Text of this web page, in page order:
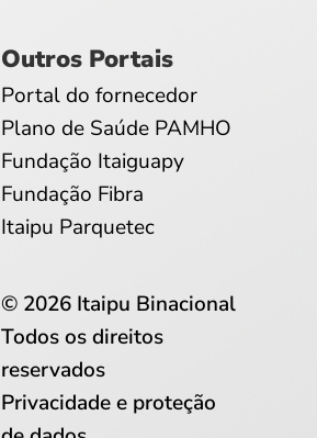
Outros Portais
Portal do fornecedor
Plano de Saúde PAMHO
Fundação Itaiguapy
Fundação Fibra
Itaipu Parquetec
© 2026 Itaipu Binacional
Todos os direitos
reservados
Privacidade e proteção